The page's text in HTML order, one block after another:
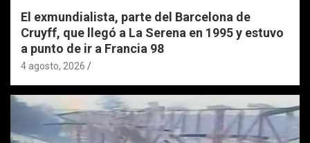
El exmundialista, parte del Barcelona de
Cruyff, que llegó a La Serena en 1995 y estuvo
a punto de ir a Francia 98
4 agosto, 2026